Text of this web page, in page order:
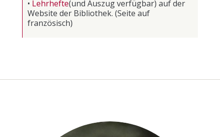
• Lehrhefte(und Auszug verfügbar) auf der
Website der Bibliothek. (Seite auf
französisch)